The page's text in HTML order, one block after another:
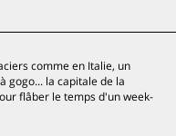
comme en Italie, un
gogo... la capitale de la
flâber le temps d'un week-